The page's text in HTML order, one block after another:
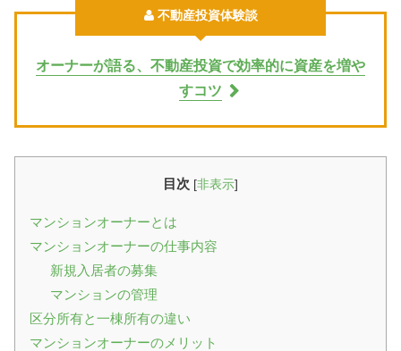
不動産投資体験談
オーナーが語る、不動産投資で効率的に資産を増や
すコツ
目次 [非表示]
マンションオーナーとは
マンションオーナーの仕事内容
新規入居者の募集
マンションの管理
区分所有と一棟所有の違い
マンションオーナーのメリット